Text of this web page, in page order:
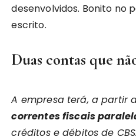
desenvolvidos. Bonito no
escrito.
Duas contas que
A empresa terá, a partir
correntes fiscais
créditos e débitos de